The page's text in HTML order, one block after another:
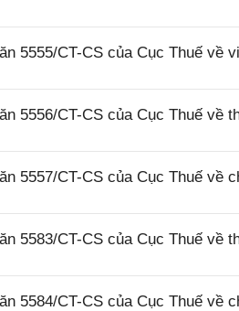
5555/CT-CS của Cục Thuế về
5556/CT-CS của Cục Thuế về
5557/CT-CS của Cục Thuế về
5583/CT-CS của Cục Thuế về
5584/CT-CS của Cục Thuế về